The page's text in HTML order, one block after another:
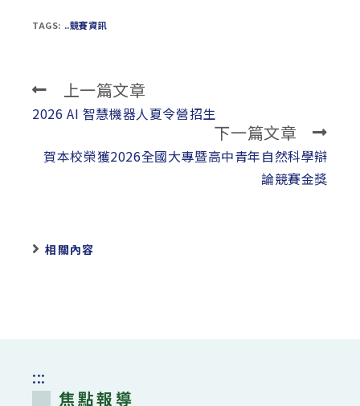
TAGS: ..競賽資訊
Read
more
上一篇文章
2026 AI 智慧機器人夏令營招生
下一篇文章
賀本校榮獲2026全國大專暨高中青年自然科學辯
論競賽金獎
相關內容
:::
焦點報導